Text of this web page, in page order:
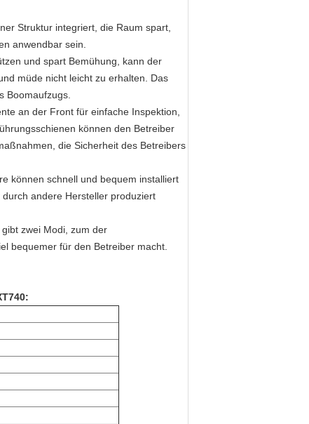
Struktur integriert, die Raum spart,
anwendbar sein.
und spart Bemühung, kann der
müde nicht leicht zu erhalten. Das
Boomaufzugs.
an der Front für einfache Inspektion,
können den Betreiber
die Sicherheit des Betreibers
können schnell und bequem installiert
andere Hersteller produziert
zwei Modi, zum der
bequemer für den Betreiber macht.
: